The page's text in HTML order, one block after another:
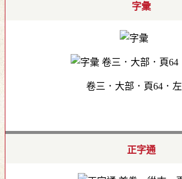
字彙
卷三．大部．頁64．左
正字通